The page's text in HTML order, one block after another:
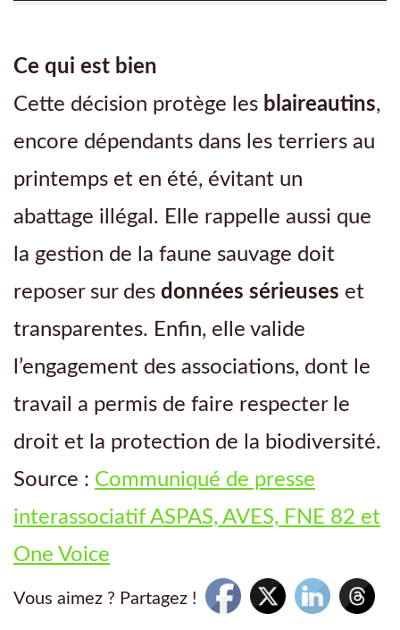
Ce qui est bien
Cette décision protège les blaireautins,
encore dépendants dans les terriers au
printemps et en été, évitant un
abattage illégal. Elle rappelle aussi que
la gestion de la faune sauvage doit
reposer sur des données sérieuses et
transparentes. Enfin, elle valide
l’engagement des associations, dont le
travail a permis de faire respecter le
droit et la protection de la biodiversité.
Source : Communiqué de presse
interassociatif ASPAS, AVES, FNE 82 et
One Voice
Vous aimez ? Partagez !